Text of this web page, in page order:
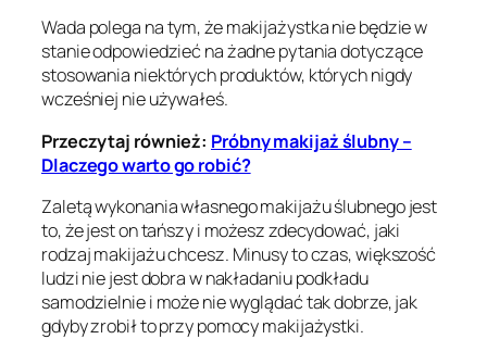
Wada polega na tym, że makijażystka nie będzie w
stanie odpowiedzieć na żadne pytania dotyczące
stosowania niektórych produktów, których nigdy
wcześniej nie używałeś.
Przeczytaj również: Próbny makijaż ślubny –
Dlaczego warto go robić?
Zaletą wykonania własnego makijażu ślubnego jest
to, że jest on tańszy i możesz zdecydować, jaki
rodzaj makijażu chcesz. Minusy to czas, większość
ludzi nie jest dobra w nakładaniu podkładu
samodzielnie i może nie wyglądać tak dobrze, jak
gdyby zrobił to przy pomocy makijażystki.